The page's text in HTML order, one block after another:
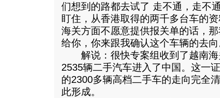
们想到的路都去试了 走不通，走不
盯住，从香港取得的两千多台车的
海关方面不愿意提供报关单的话，
给你，你来跟我确认这个车辆的去
解说：很快专案组收到了越南海
2535辆二手汽车进入了中国。这一
的2300多辆高档二手车的走向完全
此形成。